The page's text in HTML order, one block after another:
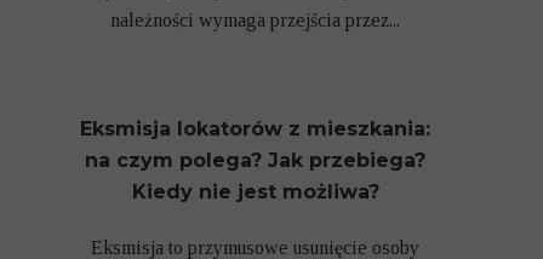
należności wymaga przejścia przez...
Eksmisja lokatorów z mieszkania:
na czym polega? Jak przebiega?
Kiedy nie jest możliwa?
Eksmisja to przymusowe usunięcie osoby